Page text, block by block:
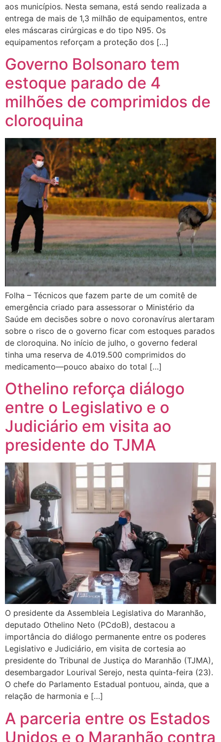
aos municípios. Nesta semana, está sendo realizada a
entrega de mais de 1,3 milhão de equipamentos, entre
eles máscaras cirúrgicas e do tipo N95. Os
equipamentos reforçam a proteção dos […]
Governo Bolsonaro tem
estoque parado de 4
milhões de comprimidos de
cloroquina
Folha – Técnicos que fazem parte de um comitê de
emergência criado para assessorar o Ministério da
Saúde em decisões sobre o novo coronavírus alertaram
sobre o risco de o governo ficar com estoques parados
de cloroquina. No início de julho, o governo federal
tinha uma reserva de 4.019.500 comprimidos do
medicamento—pouco abaixo do total […]
Othelino reforça diálogo
entre o Legislativo e o
Judiciário em visita ao
presidente do TJMA
O presidente da Assembleia Legislativa do Maranhão,
deputado Othelino Neto (PCdoB), destacou a
importância do diálogo permanente entre os poderes
Legislativo e Judiciário, em visita de cortesia ao
presidente do Tribunal de Justiça do Maranhão (TJMA),
desembargador Lourival Serejo, nesta quinta-feira (23).
O chefe do Parlamento Estadual pontuou, ainda, que a
relação de harmonia e […]
A parceria entre os Estados
Unidos e o Maranhão contra